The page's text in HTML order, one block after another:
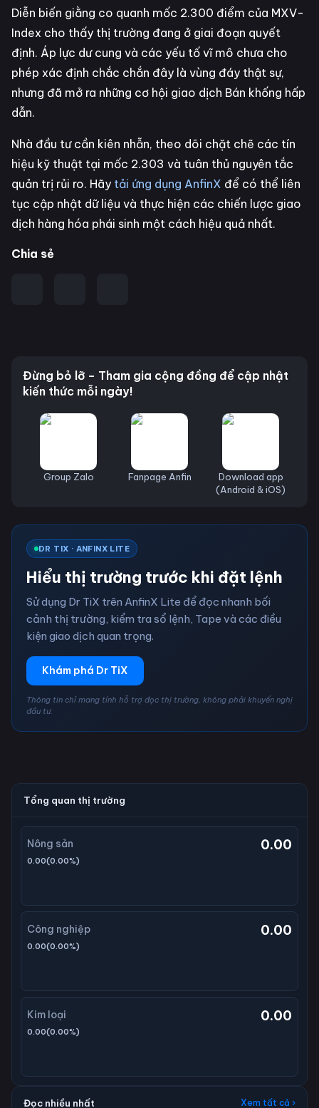
Diễn biến giằng co quanh mốc 2.300 điểm của MXV-
Index cho thấy thị trường đang ở giai đoạn quyết
định. Áp lực dư cung và các yếu tố vĩ mô chưa cho
phép xác định chắc chắn đây là vùng đáy thật sự,
nhưng đã mở ra những cơ hội giao dịch Bán khống hấp
dẫn.
Nhà đầu tư cần kiên nhẫn, theo dõi chặt chẽ các tín
hiệu kỹ thuật tại mốc 2.303 và tuân thủ nguyên tắc
quản trị rủi ro. Hãy tải ứng dụng AnfinX để có thể liên
tục cập nhật dữ liệu và thực hiện các chiến lược giao
dịch hàng hóa phái sinh một cách hiệu quả nhất.
Chia sẻ
Đừng bỏ lỡ – Tham gia cộng đồng để cập nhật
kiến thức mỗi ngày!
Group Zalo Fanpage Anfin
Download app
(Android & iOS)
DR TIX · ANFINX LITE
Hiểu thị trường trước khi đặt lệnh
Sử dụng Dr TiX trên AnfinX Lite để đọc nhanh bối
cảnh thị trường, kiểm tra sổ lệnh, Tape và các điều
kiện giao dịch quan trọng.
Khám phá Dr TiX
Thông tin chỉ mang tính hỗ trợ đọc thị trường, không phải khuyến nghị
đầu tư.
Tổng quan thị trường
Nông sản 0.00
0.00(0.00%)
Công nghiệp 0.00
0.00(0.00%)
Kim loại 0.00
0.00(0.00%)
Đọc nhiều nhất Xem tất cả ›